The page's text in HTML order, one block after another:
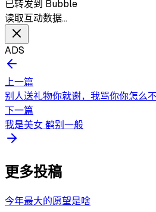
已转发到 Bubble
读取互动数据…
ADS
上一篇
别人送礼物你就谢，我骂你你怎么
下一篇
我是美女 鹤别一般
更多投稿
今年最大的愿望是啥